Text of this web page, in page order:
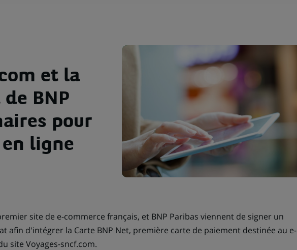
et la
BNP
pour
ligne
site de e-commerce français, et BNP Paribas viennent de signer un
afin d'intégrer la Carte BNP Net, première carte de paiement destinée au e-
site Voyages-sncf.com.